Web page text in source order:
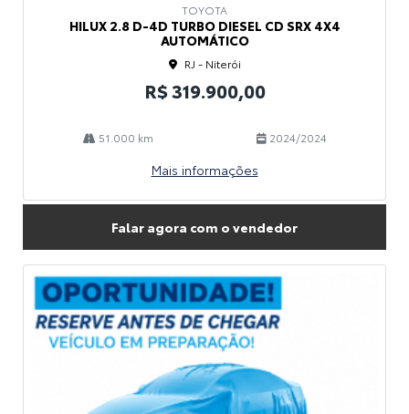
TOYOTA
HILUX 2.8 D-4D TURBO DIESEL CD SRX 4X4
AUTOMÁTICO
RJ - Niterói
R$ 319.900,00
51.000 km 2024/2024
Mais informações
Falar agora com o vendedor